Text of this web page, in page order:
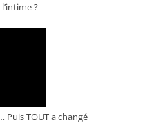
?
Puis TOUT a changé